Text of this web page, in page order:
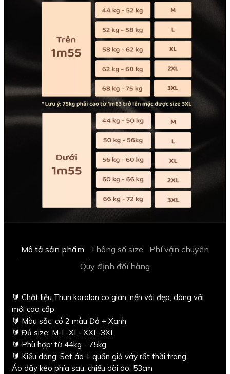
Mô tả sản phẩm Thông số size
Phí vận chuyển
Quy định đổi hàng
🔰 Chất liệu:Thun karolan co giãn, nền vải đẹp, dòng vải
mới cao cấp
🔰 Màu sắc: có 2 màu Đỏ + Xanh
🔰 Đủ size: M-L-XL- XXL-3XL
🔰 Phù hợp: từ 44kg - 75kg
🔰 Kiểu dáng: Set áo + quần giả váy rất thời trang,
Áo dây kéo phía sau, chiều dài áo: 53cm